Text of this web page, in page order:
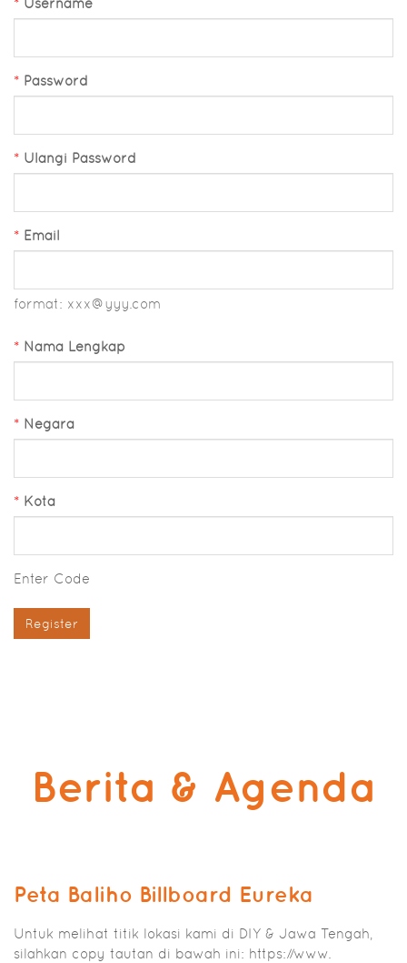
* Username
* Password
* Ulangi Password
* Email
format: xxx@yyy.com
* Nama Lengkap
* Negara
* Kota
Enter Code
Register
Berita & Agenda
Peta Baliho Billboard Eureka
Untuk melihat titik lokasi kami di DIY & Jawa Tengah,
silahkan copy tautan di bawah ini: https://www.